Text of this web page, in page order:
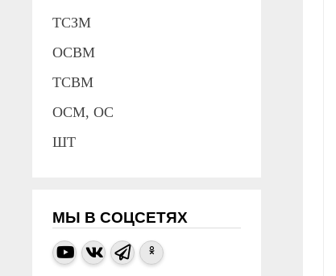
ТСЗМ
ОСВМ
ТСВМ
ОСМ, ОС
ШТ
МЫ В СОЦСЕТЯХ